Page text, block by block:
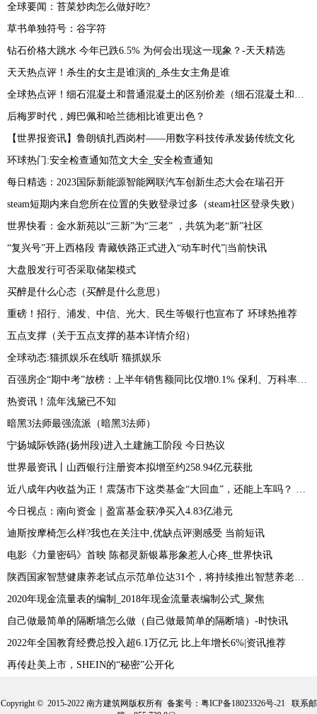
全球要闻：苔菜炒肉怎么做好吃?
草书单独符号：谷字符
钻石价格大跳水 今年已跌6.5% 为何会出现这一现象？-天天精选
天天热点评！杀生的女主是谁演的_杀生女主角是谁
全球热点评！细石混凝土和普通混凝土的区别价差（细石混凝土和普通混凝土的区别有哪些）
后梅罗时代，姆巴佩和哈兰德相比谁更出色？
【世界报资讯】鲁朗镇扎西岗村——用数字科技传承发扬传统文化
环球热门:安全检查通知范文大全_安全检查通知
每日精选：2023国际新能源智能网联汽车创新生态大会在瑞召开
steam短期内来自您所在位置的失败登录过多（steam社区登录失败）
世界快看：金水新苑以“三新”为“三老” ，共筑为老“新”社区
“复兴号”开上西格段 青藏铁路正式进入“动车时代”|当前快讯
大盘股发行可否采取储架模式
买醉是什么心态（买醉是什么意思）
重磅！招行、浦发、中信、光大、民生等银行也宣布了 环球热推荐
五点支撑（关于五点支撑的基本详情介绍）
全球动态:猫抓娱乐在线听 猫抓娱乐
百强房企“期中考”放榜：上半年销售额同比仅增0.1% 保利、万科率先迈入2000亿阵营-热门看点
热资讯！流年浅黛已不知
暗黑3法师最强流派（暗黑3法师）
宁扬城际铁路(扬州段)进入土建施工阶段 今日热议
世界最资讯丨山西银行注册资本拟增至约258.94亿元获批
近八成年内收益为正！震荡市下这类基金“大回血”，还能上车吗？ 世界看点
今日视点：南向资金｜盈富基金获净买入4.83亿港元
迪斯按摩椅怎么样?我也在关注中,优缺点评测感受 当前短讯
电影《力量密码》首映 陈都灵新银幕形象惹人心疼_世界快讯
陕西国家智慧健康养老试点示范单位达31个，将持续推出智慧养老应用场景 焦点
2020年现金流量表的编制_2018年现金流量表编制公式_聚焦
自己做最简单的隔断墙怎么做（自己做最简单的隔断墙）-时快讯
2022年全国教育经费总投入超6.1万亿元 比上年增长6%|资讯推荐
再传赴美上市，SHEIN的“秘密”公开化
Copyright © 2015-2022 南方建筑网版权所有 备案号： 粤ICP备18023326号-21 联系邮